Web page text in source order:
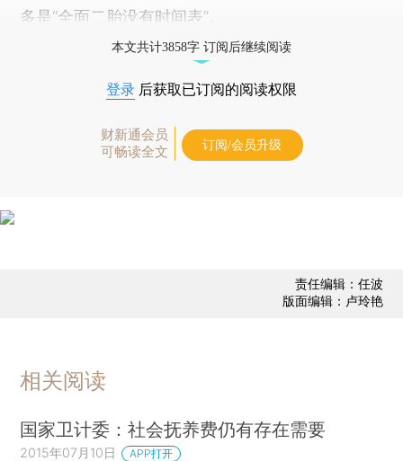
多是“全面二胎没有时间表”。
本文共计3858字 订阅后继续阅读
登录 后获取已订阅的阅读权限
财新通会员
可畅读全文
订阅/会员升级
责任编辑：任波
版面编辑：卢玲艳
相关阅读
国家卫计委：社会抚养费仍有存在需要
2015年07月10日 APP打开